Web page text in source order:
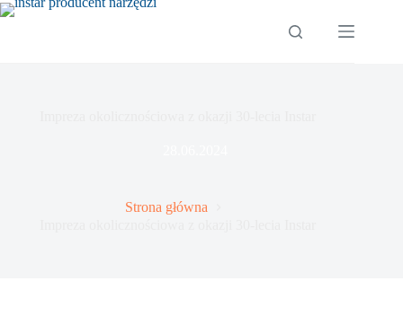
Przejdź
Strona główna